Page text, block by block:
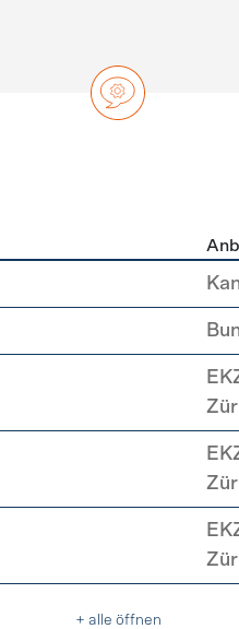
+ alle öffnen